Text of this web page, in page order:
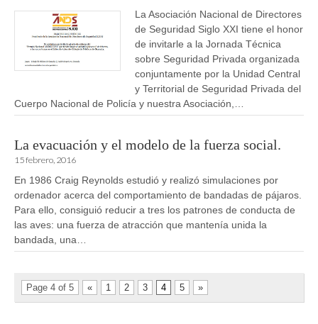
La Asociación Nacional de Directores
de Seguridad Siglo XXI tiene el honor
de invitarle a la Jornada Técnica
sobre Seguridad Privada organizada
conjuntamente por la Unidad Central
y Territorial de Seguridad Privada del
Cuerpo Nacional de Policía y nuestra Asociación,…
La evacuación y el modelo de la fuerza social.
15 febrero, 2016
En 1986 Craig Reynolds estudió y realizó simulaciones por
ordenador acerca del comportamiento de bandadas de pájaros.
Para ello, consiguió reducir a tres los patrones de conducta de
las aves: una fuerza de atracción que mantenía unida la
bandada, una…
Page 4 of 5 « 1 2 3 4 5 »